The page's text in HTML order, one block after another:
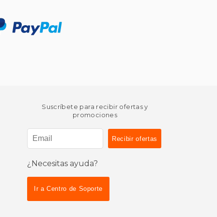
Suscríbete para recibir ofertas y
promociones
¿Necesitas ayuda?
Ir a Centro de Soporte